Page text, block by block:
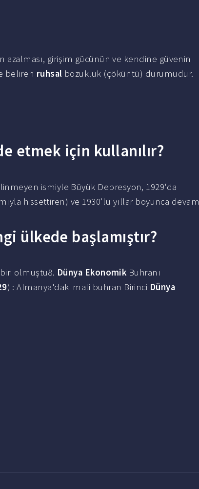
azalması, girişim gücünün ve kendine güvenin
beliren ruhsal bozukluk (çöküntü) durumudur.
etmek için kullanılır?
ismiyle Büyük Depresyon, 1929'da
hissettiren) ve 1930'lu yıllar boyunca devam
ülkede başlamıştır?
olmuştu8. Dünya Ekonomik Buhranı
) : Almanya'daki mali buhran Birinci Dünya